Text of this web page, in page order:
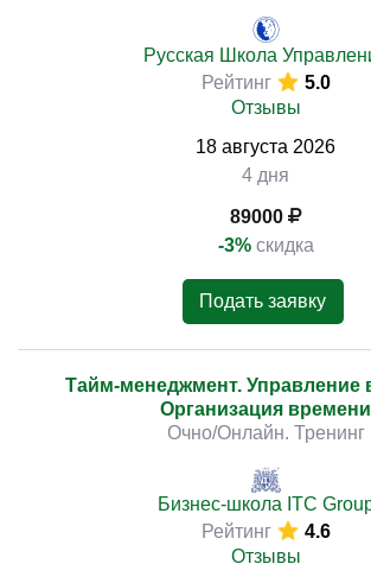
Русская Школа
Рейтинг
5.0
Отзывы
18 августа 2026
4 дня
89000
-3% скидка
Подать заявку
Тайм-менеджмент. Управление
Организация времени
Очно/Онлайн. Тренинг
Бизнес-школа ITC
Рейтинг
4.6
Отзывы